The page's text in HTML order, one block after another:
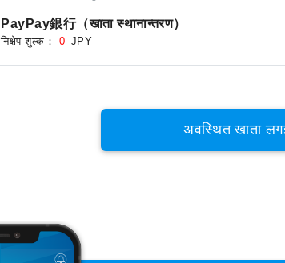
PayPay銀行（खाता स्थानान्तरण）
निक्षेप शुल्क： 0 JPY
अवस्थित खाता